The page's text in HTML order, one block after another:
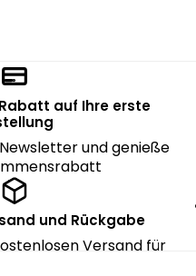
auf Ihre erste
und genieße
und Rückgabe
Versand für